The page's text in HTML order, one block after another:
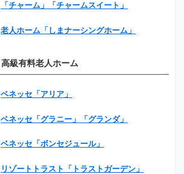
「チャーム」「チャームスイート」
老人ホーム「しまナーシングホーム」
高級有料老人ホーム
ベネッセ「アリア」
ベネッセ「グラニー」「グランダ」
ベネッセ「ボンセジュール」
リゾートトラスト「トラストガーデン」